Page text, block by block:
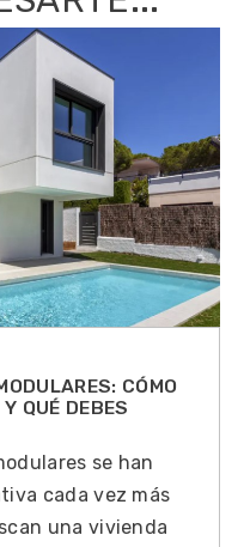
CÓMO
QUÉ DEBES
se han
cada vez más
una vivienda